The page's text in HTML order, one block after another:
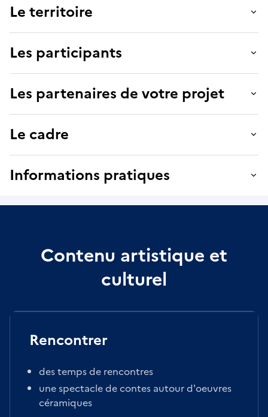
Le territoire
Les participants
Les partenaires de votre projet
Le cadre
Informations pratiques
Contenu artistique et
culturel
Rencontrer
des temps de rencontres
une spectacle de contes autour d'oeuvres
céramiques